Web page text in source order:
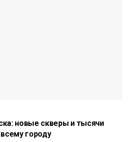
новые скверы и тысячи
городу